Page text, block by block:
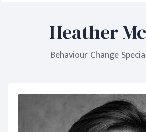
Heather
Behaviour Change